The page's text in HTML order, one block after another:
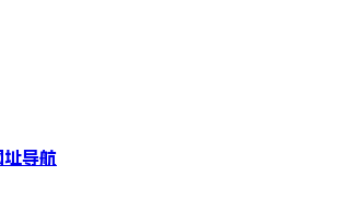
址导航